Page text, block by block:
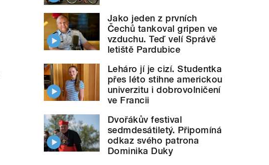
Jako jeden z prvních
Čechů tankoval gripen ve
vzduchu. Teď velí Správě
letiště Pardubice
Leháro jí je cizí. Studentka
přes léto stihne americkou
univerzitu i dobrovolničení
ve Francii
Dvořákův festival
sedmdesátiletý. Připomíná
odkaz svého patrona
Dominika Duky